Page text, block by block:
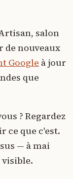
salon
de nouveaux
Google à jour
que
? Regardez
ce que c'est.
— à mai
visible.